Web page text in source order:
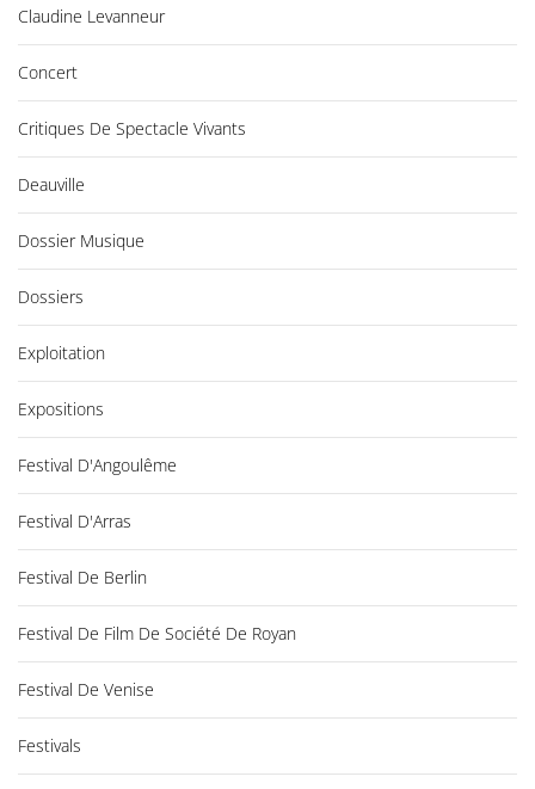
Claudine Levanneur
Concert
Critiques De Spectacle Vivants
Deauville
Dossier Musique
Dossiers
Exploitation
Expositions
Festival D'Angoulême
Festival D'Arras
Festival De Berlin
Festival De Film De Société De Royan
Festival De Venise
Festivals